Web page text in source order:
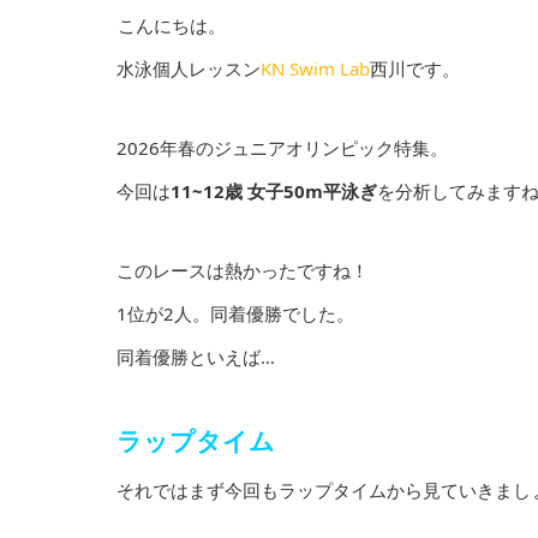
こんにちは。
水泳個人レッスンKN Swim Lab西川です。
2026年春のジュニアオリンピック特集。
今回は11~12歳 女子50m平泳ぎを分析してみますね
このレースは熱かったですね！
1位が2人。同着優勝でした。
同着優勝といえば…
ラップタイム
それではまず今回もラップタイムから見ていきまし